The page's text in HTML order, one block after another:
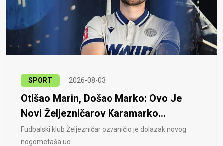
SPORT 2026-08-03
Otišao Marin, Došao Marko: Ovo Je
Novi Željezničarov Karamarko...
Fudbalski klub Željezničar ozvaničio je dolazak novog
nogometaša uo..